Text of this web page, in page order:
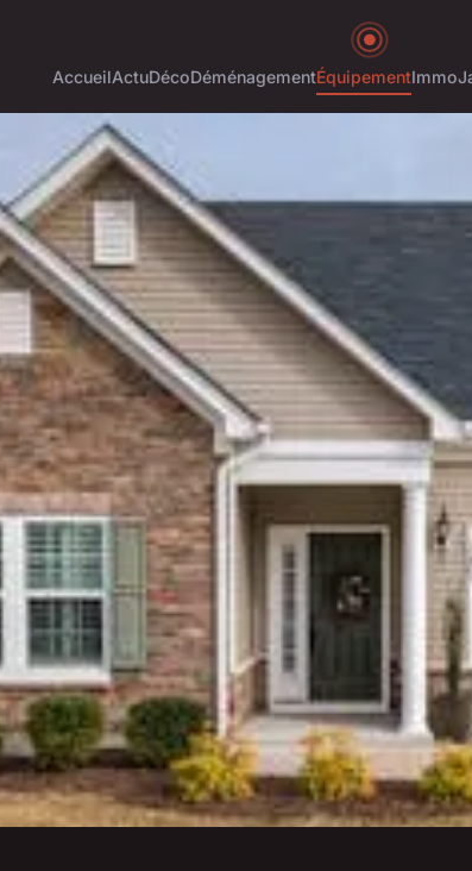
AccueilActuDécoDéménagementÉquipementImmo